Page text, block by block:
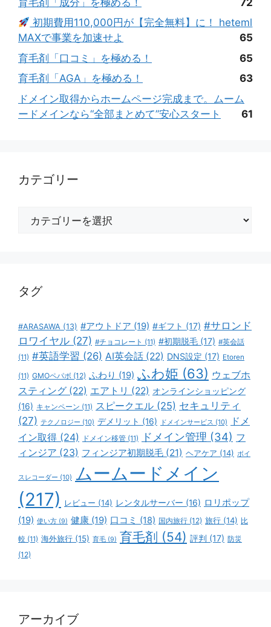
初期費用110,000円が【完全無料】に！ heteml
MAXで事業を加速せよ
65
育毛剤「口コミ」を極める！
65
育毛剤「AGA」を極める！
63
ドメイン取得からホームページ完成まで。ムーム
ードメインなら“全部まとめて”安心スタート
61
カテゴリー
タグ
#ARASAWA (13) #アウトドア (19) #ギフト (17) #サロンド
ロワイヤル (27) #チョコレート (11) #初期脱毛 (17) #英会話
(11) #英語学習 (26) AI英会話 (22) DNS設定 (17) Etoren
(11) GMOペパボ (12) ふわり (19) ふわ姫 (63) ウェブホ
スティング (22) エアトリ (22) オンラインショッピング
(16) キャンペーン (11) スピークエル (25) セキュリティ
(27) テクノロジー (10) デメリット (16) ドメインサービス (10)
ドメ
イン取得 (24) ドメイン移管 (11) ドメイン管理 (34) フ
ィンジア (23) フィンジア初期脱毛 (21) ヘアケア (14) ボイ
スレコーダー (10) ムームードメイン
(217)
レビュー (14) レンタルサーバー (16) ロリポップ
(19) 使い方 (9) 健康 (19) 口コミ (18) 国内旅行 (12) 旅行 (14) 比
較 (11) 海外旅行 (15) 育毛 (9) 育毛剤 (54) 評判 (17) 防災
(12)
アーカイブ